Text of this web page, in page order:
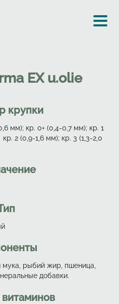
EX u.olie
крупки
мм); кр. 0+ (0,4-0,7 мм); кр. 1
2 (0,9-1,6 мм); кр. 3 (1,3-2,0
мука, рыбий жир, пшеница,
добавки.